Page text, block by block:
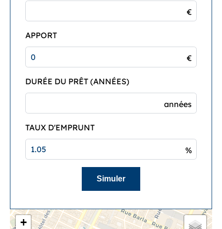
€
APPORT
€
DURÉE DU PRÊT (ANNÉES)
années
TAUX D'EMPRUNT
%
Simuler
+